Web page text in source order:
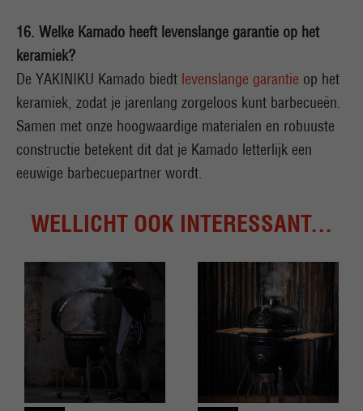
16. Welke Kamado heeft levenslange garantie op het
keramiek?
De YAKINIKU Kamado biedt levenslange garantie op het
keramiek, zodat je jarenlang zorgeloos kunt barbecueën.
Samen met onze hoogwaardige materialen en robuuste
constructie betekent dit dat je Kamado letterlijk een
eeuwige barbecuepartner wordt.
WELLICHT OOK INTERESSANT...